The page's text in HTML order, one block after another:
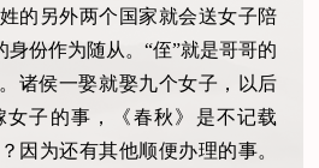
的另外两个国家就会送女子陪
身份作为随从。“侄”就是哥哥的
诸侯一娶就娶九个女子，以后
子的事，《春秋》是不记载
因为还有其他顺便办理的事。